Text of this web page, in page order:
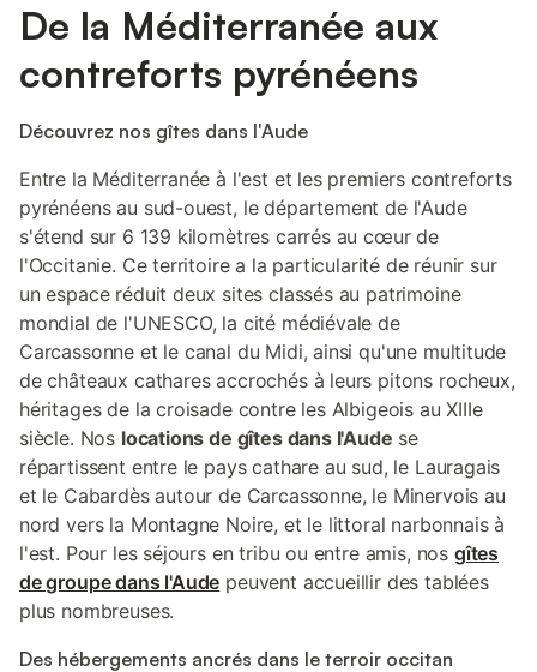
De la Méditerranée aux
contreforts pyrénéens
Découvrez nos gîtes dans l'Aude
Entre la Méditerranée à l'est et les premiers contreforts
pyrénéens au sud-ouest, le département de l'Aude
s'étend sur 6 139 kilomètres carrés au cœur de
l'Occitanie. Ce territoire a la particularité de réunir sur
un espace réduit deux sites classés au patrimoine
mondial de l'UNESCO, la cité médiévale de
Carcassonne et le canal du Midi, ainsi qu'une multitude
de châteaux cathares accrochés à leurs pitons rocheux,
héritages de la croisade contre les Albigeois au XIIIe
siècle. Nos locations de gîtes dans l'Aude se
répartissent entre le pays cathare au sud, le Lauragais
et le Cabardès autour de Carcassonne, le Minervois au
nord vers la Montagne Noire, et le littoral narbonnais à
l'est. Pour les séjours en tribu ou entre amis, nos gîtes
de groupe dans l'Aude peuvent accueillir des tablées
plus nombreuses.
Des hébergements ancrés dans le terroir occitan